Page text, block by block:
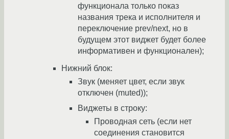
функционала только показ
названия трека и исполнителя и
переключение prev/next, но в
будущем этот виджет будет более
информативен и функционален);
Нижний блок:
Звук (меняет цвет, если звук
отключен (muted));
Виджеты в строку:
Проводная сеть (если нет
соединения становится